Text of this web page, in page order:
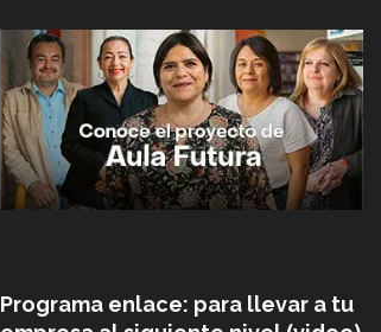
Programa enlace: para llevar a tu